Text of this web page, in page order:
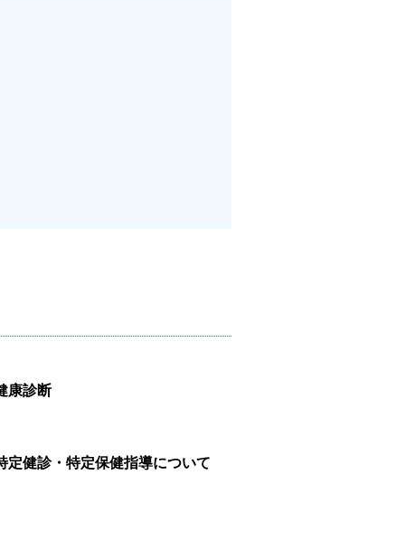
康診断
定健診・特定保健指導について